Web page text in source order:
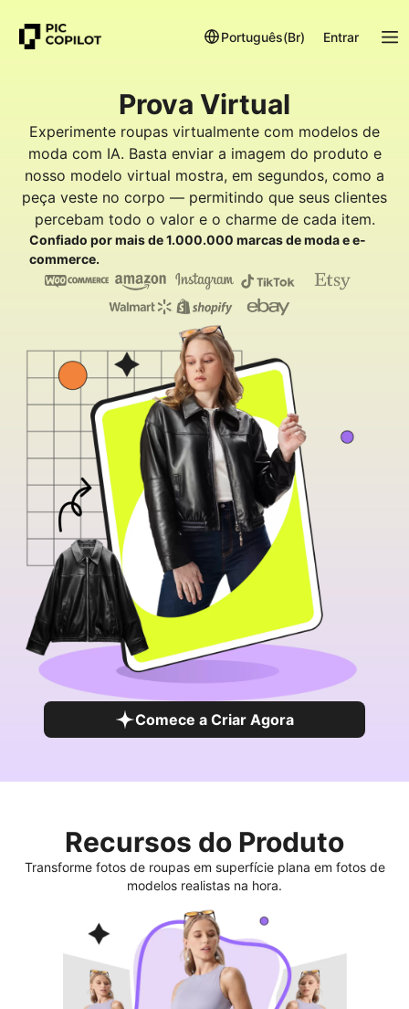
Português(Br) Entrar
Prova Virtual
Experimente roupas virtualmente com modelos de
moda com IA. Basta enviar a imagem do produto e
nosso modelo virtual mostra, em segundos, como a
peça veste no corpo — permitindo que seus clientes
percebam todo o valor e o charme de cada item.
Confiado por mais de 1.000.000 marcas de moda e e-
commerce.
Comece a Criar Agora
Recursos do Produto
Transforme fotos de roupas em superfície plana em fotos de
modelos realistas na hora.